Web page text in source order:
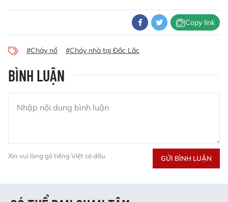
Copy link
#Cháy nổ #Cháy nhà tại Đắc Lắc
BÌNH LUẬN
Xin vui lòng gõ tiếng Việt có dấu GỬI BÌNH LUẬN